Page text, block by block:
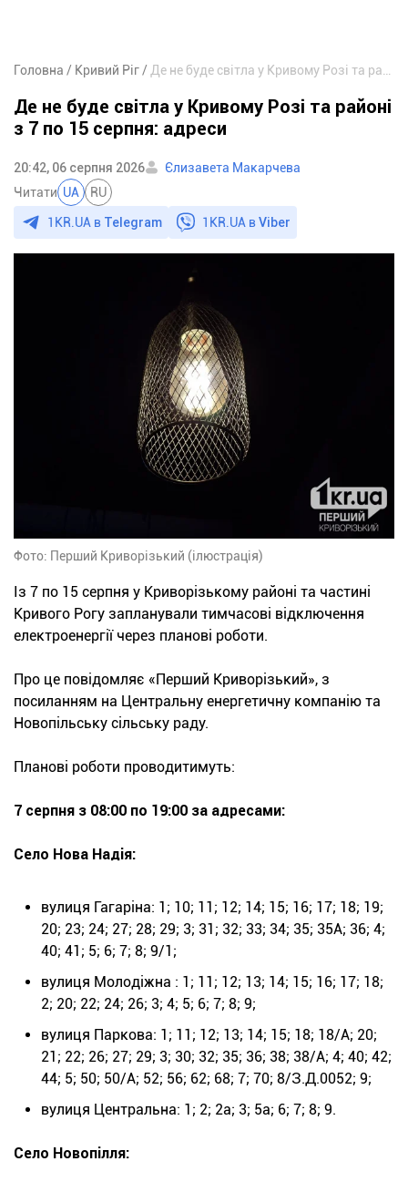
Головна Кривий Ріг
Де не буде світла у Кривому Розі та районі
з 7 по 15 серпня: адреси
20:42, 06 серпня 2026
Єлизавета Макарчева
Читати UA RU
1KR.UA в Telegram 1KR.UA вViber
Фото: Перший Криворізький (ілюстрація)
Із 7 по 15 серпня у Криворізькому районі та частині
Кривого Рогу запланували тимчасові відключення
електроенергії через планові роботи.
Про це повідомляє «Перший Криворізький», з
посиланням на Центральну енергетичну компанію та
Новопільську сільську раду.
Планові роботи проводитимуть:
7 серпня з 08:00 по 19:00 за адресами:
Село Нова Надія:
вулиця Гагаріна: 1; 10; 11; 12; 14; 15; 16; 17; 18; 19;
20; 23; 24; 27; 28; 29; 3; 31; 32; 33; 34; 35; 35А; 36; 4;
40; 41; 5; 6; 7; 8; 9/1;
вулиця Молодіжна : 1; 11; 12; 13; 14; 15; 16; 17; 18;
2; 20; 22; 24; 26; 3; 4; 5; 6; 7; 8; 9;
вулиця Паркова: 1; 11; 12; 13; 14; 15; 18; 18/А; 20;
21; 22; 26; 27; 29; 3; 30; 32; 35; 36; 38; 38/А; 4; 40; 42;
44; 5; 50; 50/А; 52; 56; 62; 68; 7; 70; 8/З.Д.0052; 9;
вулиця Центральна: 1; 2; 2а; 3; 5а; 6; 7; 8; 9.
Село Новопілля: